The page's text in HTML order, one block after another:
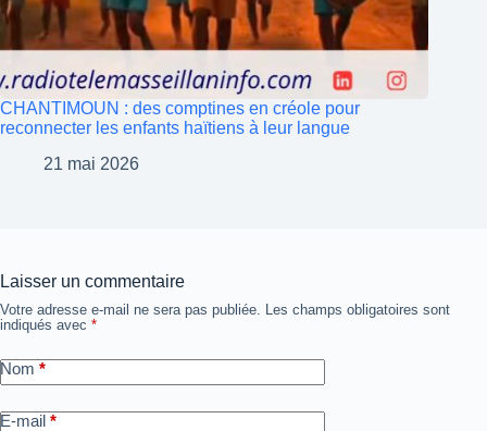
CHANTIMOUN : des comptines en créole pour
reconnecter les enfants haïtiens à leur langue
21 mai 2026
Laisser un commentaire
Votre adresse e-mail ne sera pas publiée. Les champs obligatoires sont
indiqués avec *
Nom *
E-mail *